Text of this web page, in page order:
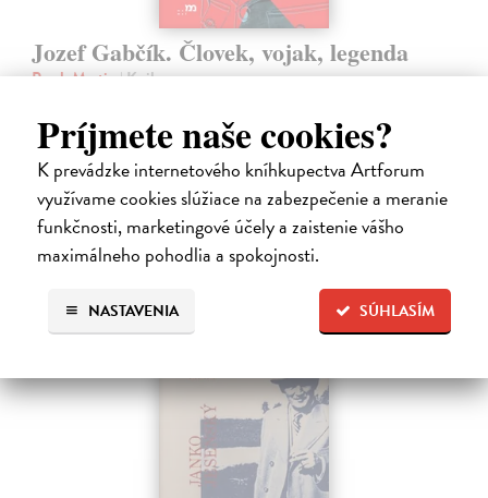
Príjmete naše cookies?
K prevádzke internetového kníhkupectva Artforum
využívame cookies slúžiace na zabezpečenie a meranie
funkčnosti, marketingové účely a zaistenie vášho
maximálneho pohodlia a spokojnosti.
SÚHLASÍM
NASTAVENIA
Jozef Gabčík. Človek, vojak, legenda
Posch Martin| Kniha
v uniforme, agenta, odbojára, atentát, kryptu v kostole. A okamih,
ktorý zmenil dejiny.
Predpredaj, vychádza 21.8.2026, zasielame do 3 dní od
vydania
16,99 €
19,99 €
na sklade